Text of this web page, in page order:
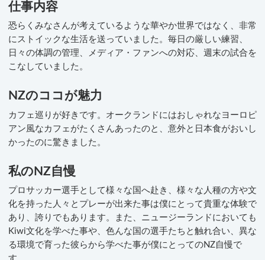
仕事内容
恐らくみなさんが考えているような華やか世界ではなく、非常
にストイックな生活を送っていました。毎日の厳しい練習、
日々の体調の管理、メディア・ファンへの対応、週末の試合を
こなしていました。
NZのココが魅力
カフェ巡りが好きです。オークランドにはおしゃれなヨーロピ
アン風なカフェがたくさんあったのと、意外と日本食がおいし
かったのに驚きました。
私のNZ自慢
プロサッカー選手として様々な国へ赴き、様々な人種の方や文
化を持った人々とプレーが出来た事は僕にとって貴重な体験で
あり、誇りでもあります。また、ニュージーランドにおいても
Kiwi文化を学べた事や、色んな国の選手たちと触れ合い、異な
る環境で育った彼らから学べた事が僕にとってのNZ自慢で